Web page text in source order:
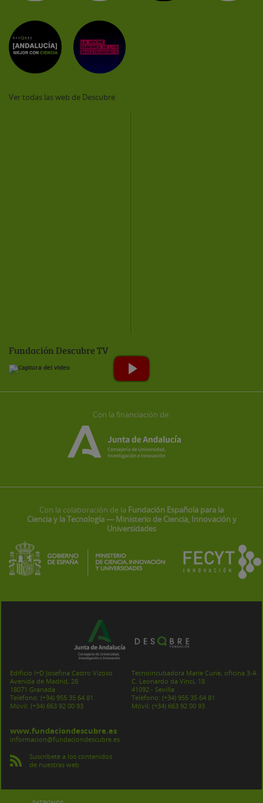
Ver todas las web de Descubre
Fundación Descubre TV
Con la financiación de:
Con la colaboración de la Fundación Española para la
Ciencia y la Tecnología — Ministerio de Ciencia, Innovación y
Universidades
Edificio I+D Josefina Castro Vizoso
Avenida de Madrid, 28
18071 Granada
Teléfono: (+34) 955 35 64 81
Móvil: (+34) 663 92 00 93
Tecnoincubadora Marie Curie, oficina 3-A
C. Leonardo da Vinci, 18
41092 - Sevilla
Teléfono: (+34) 955 35 64 81
Móvil: (+34) 663 92 00 93
www.fundaciondescubre.es
informacion@fundaciondescubre.es
Suscríbete a los contenidos
de nuestras web